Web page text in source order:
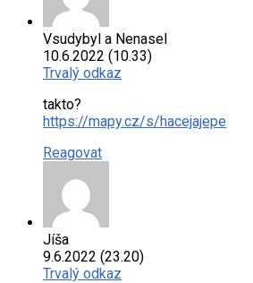
Vsudybyl a Nenasel
10.6.2022 (10.33)
Trvalý odkaz
takto?
https://mapy.cz/s/hacejajepe
Reagovat
Jíša
9.6.2022 (23.20)
Trvalý odkaz